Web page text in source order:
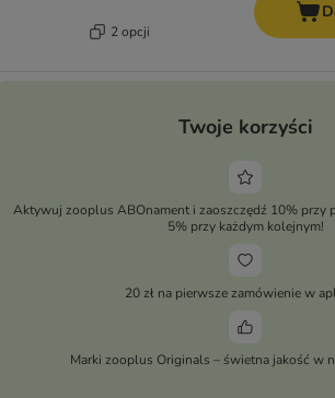
2 opcji
Twoje korzyści
Aktywuj zooplus ABOnament i zaoszczędź 10% przy
5% przy każdym kolejnym!
20 zł na pierwsze zamówienie w
Marki zooplus Originals – świetna jakość w